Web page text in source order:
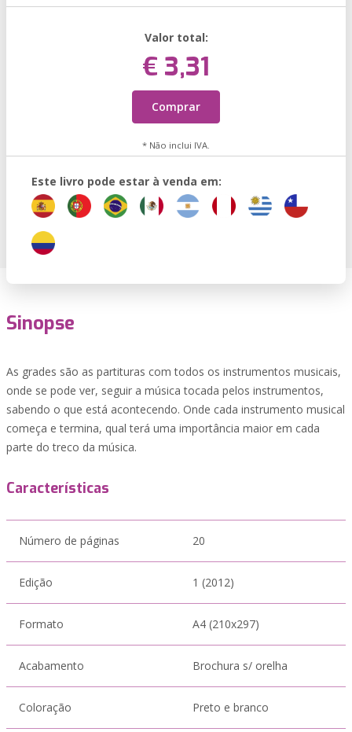
Valor total:
€ 3,31
Comprar
* Não inclui IVA.
Este livro pode estar à venda em:
Sinopse
As grades são as partituras com todos os instrumentos musicais,
onde se pode ver, seguir a música tocada pelos instrumentos,
sabendo o que está acontecendo. Onde cada instrumento musical
começa e termina, qual terá uma importância maior em cada
parte do treco da música.
Características
Número de páginas 20
Edição 1 (2012)
Formato A4 (210x297)
Acabamento Brochura s/ orelha
Coloração Preto e branco